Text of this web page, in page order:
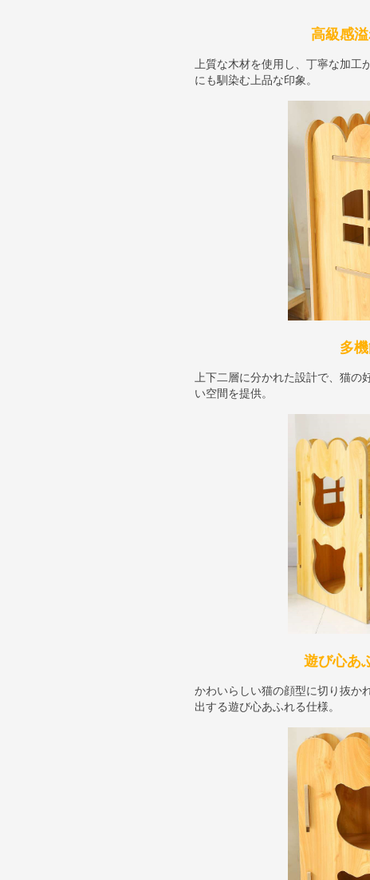
高級感
上質な木材を使用し、丁寧な加
にも馴染む上品な印象。
多
上下二層に分かれた設計で、猫
い空間を提供。
遊び心あ
かわいらしい猫の顔型に切り抜か
出する遊び心あふれる仕様。